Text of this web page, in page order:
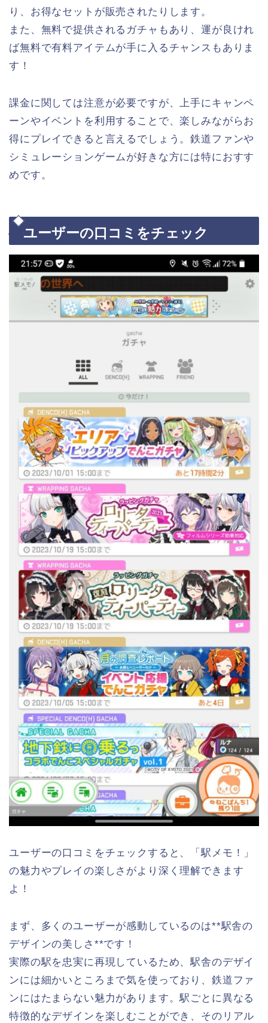
り、お得なセットが販売されたりします。
また、無料で提供されるガチャもあり、運が良けれ
ば無料で有料アイテムが手に入るチャンスもありま
す！
課金に関しては注意が必要ですが、上手にキャンペ
ーンやイベントを利用することで、楽しみながらお
得にプレイできると言えるでしょう。鉄道ファンや
シミュレーションゲームが好きな方には特におすす
めです。
ユーザーの口コミをチェック
ユーザーの口コミをチェックすると、「駅メモ！」
の魅力やプレイの楽しさがより深く理解できます
よ！
まず、多くのユーザーが感動しているのは**駅舎の
デザインの美しさ**です！
実際の駅を忠実に再現しているため、駅舎のデザイ
ンには細かいところまで気を使っており、鉄道ファ
ンにはたまらない魅力があります。駅ごとに異なる
特徴的なデザインを楽しむことができ、そのリアル